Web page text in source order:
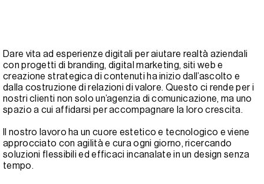
Dare vita ad esperienze digitali per aiutare realtà aziendali
con progetti di branding, digital marketing, siti web e
creazione strategica di contenuti ha inizio dall’ascolto e
dalla costruzione di relazioni di valore. Questo ci rende per i
nostri clienti non solo un’agenzia di comunicazione, ma uno
spazio a cui affidarsi per accompagnare la loro crescita.
Il nostro lavoro ha un cuore estetico e tecnologico e viene
approcciato con agilità e cura ogni giorno, ricercando
soluzioni flessibili ed efficaci incanalate in un design senza
tempo.